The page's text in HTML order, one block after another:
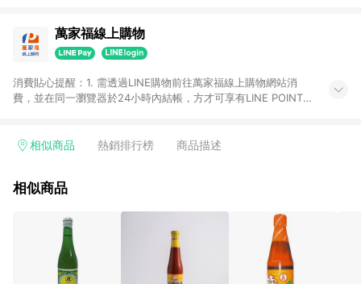
萬家福線上購物
消費貼心提醒：1. 需透過LINE購物前往萬家福線上購物網站消
費，並在同一瀏覽器於24小時內結帳，方才可享有LINE POINTS
4. 不具回饋資格種類商品：電子禮券。 5. 回饋點數計算將排除訂
錄，相關問題請於保留時間內聯絡客服中心，並由康達盛通生活
提供簡單、快速、輕鬆的購物流程及體驗，將不定期推出精選、
話題性或期間限定商品來滿足您的喜好。
相似商品 熱銷排行榜 商品描述
相似商品